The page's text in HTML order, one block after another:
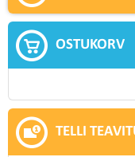
OSTUKORV
TELLI